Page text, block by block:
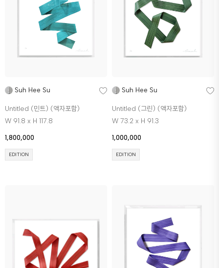
Suh Hee Su
Untitled (민트) (액자포함)
W 91.8 x H 117.8
1,800,000
EDITION
Suh Hee Su
Untitled (그린) (액자포함)
W 73.2 x H 91.3
1,000,000
EDITION